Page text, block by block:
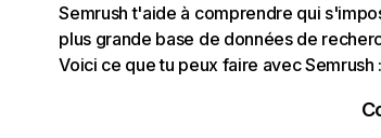
Semrush t'aide à comprendre qui
plus grande base de données de
Voici ce que tu peux faire avec Semrush